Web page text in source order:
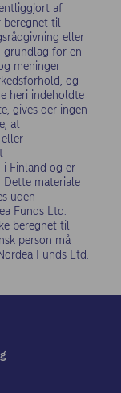
af
beregnet til
eller
grundlag for en
meninger
og
heri indeholdte
gives der ingen
at
i Finland og er
materiale
uden
Funds Ltd.
beregnet til
person må
Funds Ltd.